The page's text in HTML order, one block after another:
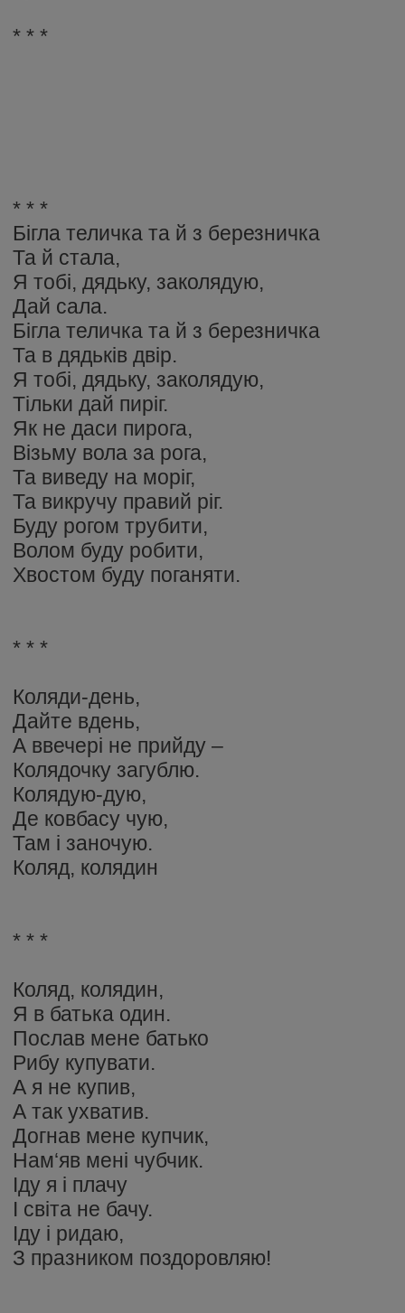
* * *
* * *
Бiгла теличка та й з березничка
Та й стала,
Я тобi, дядьку, заколядую,
Дай сала.
Бiгла теличка та й з березничка
Та в дядькiв двiр.
Я тобi, дядьку, заколядую,
Тiльки дай пирiг.
Як не даси пирога,
Вiзьму вола за рога,
Та виведу на морiг,
Та викручу правий рiг.
Буду рогом трубити,
Волом буду робити,
Хвостом буду поганяти.
* * *
Коляди-день,
Дайте вдень,
А ввечері не прийду –
Колядочку загублю.
Колядую-дую,
Де ковбасу чую,
Там і заночую.
Коляд, колядин
* * *
Коляд, колядин,
Я в батька один.
Послав мене батько
Рибу купувати.
А я не купив,
А так ухватив.
Догнав мене купчик,
Нам‘яв мені чубчик.
Іду я і плачу
І світа не бачу.
Іду і ридаю,
З празником поздоровляю!